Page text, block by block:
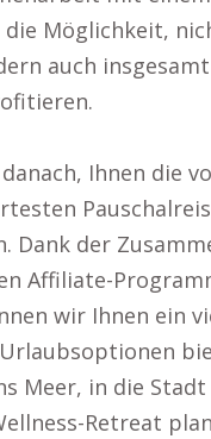
Möglichkeit,
auch
Ihnen die
Dank der
Affiliate-
wir Ihnen ein
Meer, in die
Retreat